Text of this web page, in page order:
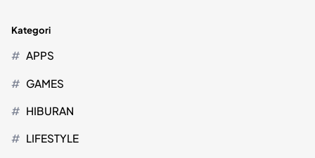
Kategori
APPS
GAMES
HIBURAN
LIFESTYLE